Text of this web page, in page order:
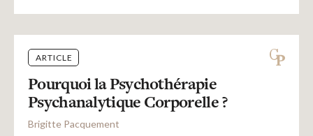
Blocs-notes
Recherches
ARTICLE
Pourquoi la Psychothérapie
Psychanalytique Corporelle ?
Brigitte Pacquement